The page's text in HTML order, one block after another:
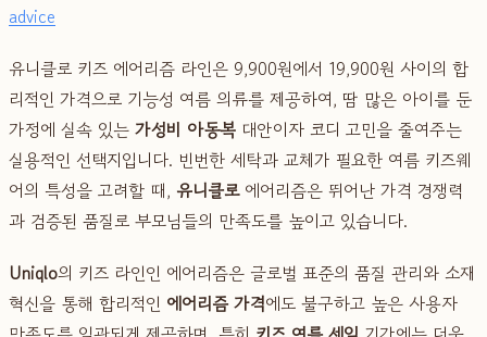
advice
유니클로 키즈 에어리즘 라인은 9,900원에서 19,900원 사이의 합
리적인 가격으로 기능성 여름 의류를 제공하여, 땀 많은 아이를 둔
가정에 실속 있는 가성비 아동복 대안이자 코디 고민을 줄여주는
실용적인 선택지입니다. 빈번한 세탁과 교체가 필요한 여름 키즈웨
어의 특성을 고려할 때, 유니클로에어리즘은 뛰어난 가격 경쟁력
과 검증된 품질로 부모님들의 만족도를 높이고 있습니다.
Uniqlo의 키즈 라인인 에어리즘은 글로벌 표준의 품질 관리와 소재
혁신을 통해 합리적인 에어리즘 가격에도 불구하고 높은 사용자